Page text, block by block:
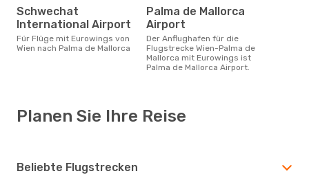
Schwechat
International Airport
Für Flüge mit Eurowings von
Wien nach Palma de Mallorca
Palma de Mallorca
Airport
Der Anflughafen für die
Flugstrecke Wien-Palma de
Mallorca mit Eurowings ist
Palma de Mallorca Airport.
Planen Sie Ihre Reise
Beliebte Flugstrecken